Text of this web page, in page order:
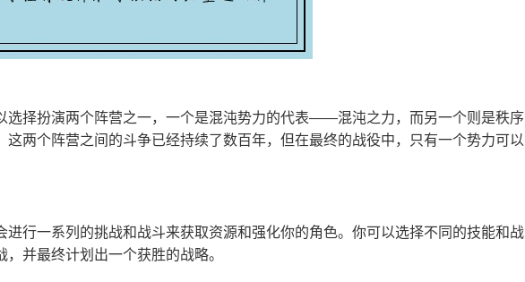
选择扮演两个阵营之一，一个是混沌势力的代表——混沌之力，而另一个则是秩序
两个阵营之间的斗争已经持续了数百年，但在最终的战役中，只有一个势力可以
进行一系列的挑战和战斗来获取资源和强化你的角色。你可以选择不同的技能和战
并最终计划出一个获胜的战略。